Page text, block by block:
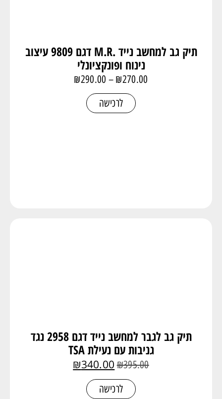
תיק גב למחשב נייד .M.R דגם 9809 עיצוב
נינוח ופונקציונלי
₪270.00
–
₪290.00
לרכישה
תיק גב לגבר למחשב נייד דגם 2958 נגד
גניבות עם נעילת TSA
₪395.00
₪340.00
לרכישה